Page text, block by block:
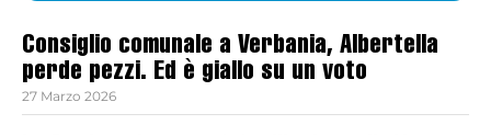
Consiglio comunale a Verbania, Albertella
perde pezzi. Ed è giallo su un voto
27 Marzo 2026